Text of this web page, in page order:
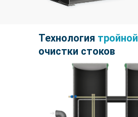
Технология тройной
очистки стоков